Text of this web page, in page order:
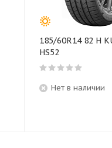
185/60R14 82 H
HS52
Нет в наличии